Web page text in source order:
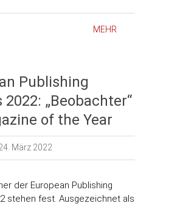
MEHR
Publishing
„Beobachter“
of the Year
März 2022
der European Publishing
stehen fest. Ausgezeichnet als